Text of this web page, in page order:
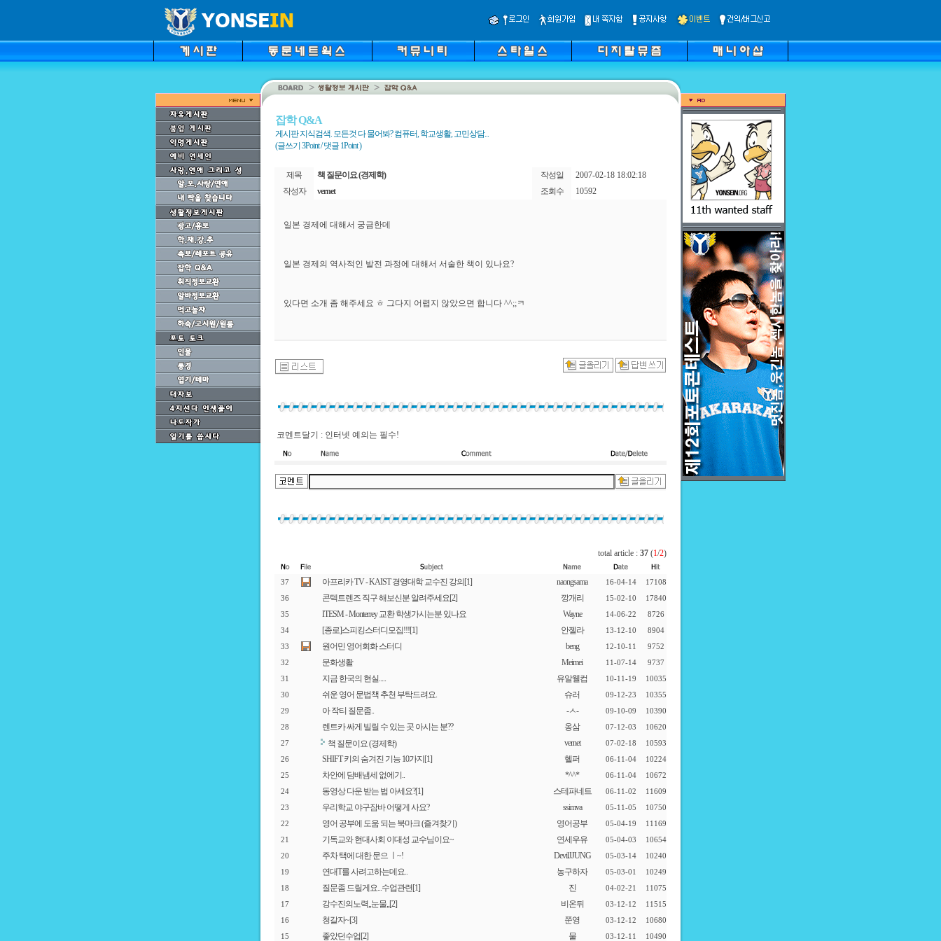
잡학 Q&A
게시판 지식검색. 모든것 다 물어봐? 컴퓨터, 학교생활, 고민상담...
(글쓰기 3Point / 댓글 1Point )
제목 책 질문이요 (경제학) 작성일
2007-02-18 18:02:18
작성자
vernet 조회수 10592
일본 경제에 대해서 궁금한데
일본 경제의 역사적인 발전 과정에 대해서 서술한 책이 있나요?
있다면 소개 좀 해주세요 ㅎ 그다지 어렵지 않았으면 합니다 ^^;;ㅋ
코멘트달기 : 인터넷 예의는 필수!
total article : 37 (1/2)
37 아프리카 TV - KAIST 경영대학 교수진 강의 [1] naongsama 16-04-14 17108
36 콘텍트렌즈 직구 해보신분 알려주세요[2] 깡개리 15-02-10 17840
35 ITESM - Monterrey 교환 학생가시는분 있나요 Wayne 14-06-22 8726
34 [종로]스피킹스터디모집!!![1] 안젤라 13-12-10 8904
33 원어민 영어회화 스터디 beng 12-10-11 9752
32 문화생활 Meimei 11-07-14 9737
31 지금 한국의 현실..... 유알웰컴 10-11-19 10035
30 쉬운 영어 문법책 추천 부탁드려요. 슈러 09-12-23 10355
29 아 작티 질문좀.. -ㅅ- 09-10-09 10390
28 렌트카 싸게 빌릴 수 있는 곳 아시는 분?? 옹삼 07-12-03 10620
27 책 질문이요 (경제학) vernet 07-02-18 10593
26 SHIFT 키의 숨겨진 기능 10가지 [1] 헬퍼 06-11-04 10224
25 차안에 담배냄세 없에기.. *^^* 06-11-04 10672
24 동영상 다운 받는 법 아세요?[1] 스테파네트 06-11-02 11609
23 우리학교 야구잠바 어떻게 사요? ssimva 05-11-05 10750
22 영어 공부에 도움 되는 북마크 (즐겨찾기) 영어공부 05-04-19 11169
21 기독교와 현대사회 이대성 교수님이요~ 연세우유 05-04-03 10654
20 주차 택에 대한 문으 ㅣ~! DevilJJUNG 05-03-14 10240
19 연대T를 사려고하는데요.. 농구하자 05-03-01 10249
18 질문좀 드릴게요...수업관련 [1] 진 04-02-21 11075
17 강수진의노력,,눈물,,[2] 비온뒤 03-12-12 11515
16 청갈자~[3] 쭌영 03-12-12 10680
15 좋았던수업 [2] 물 03-12-11 10490